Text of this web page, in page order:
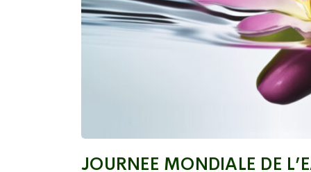
JOURNEE MONDIALE DE